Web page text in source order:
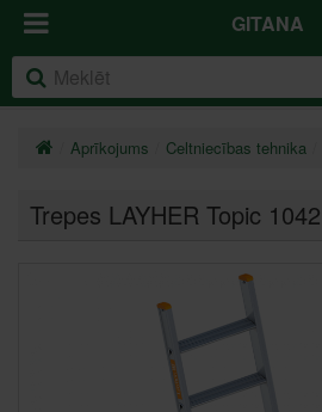
GITANA
Aprīkojums Celtniecības tehnika
Trepes LAYHER Topic 1042